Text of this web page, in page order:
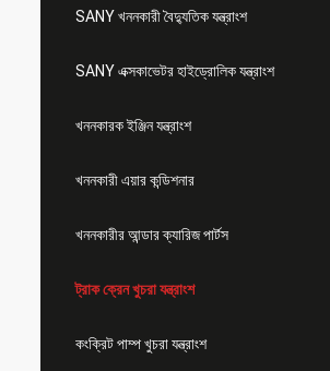
SANY খননকারী বৈদ্যুতিক যন্ত্রাংশ
SANY এক্সকাভেটর হাইড্রোলিক যন্ত্রাংশ
খননকারক ইঞ্জিন যন্ত্রাংশ
খননকারী এয়ার কন্ডিশনার
খননকারীর আন্ডার ক্যারিজ পার্টস
ট্রাক ক্রেন খুচরা যন্ত্রাংশ
কংক্রিট পাম্প খুচরা যন্ত্রাংশ